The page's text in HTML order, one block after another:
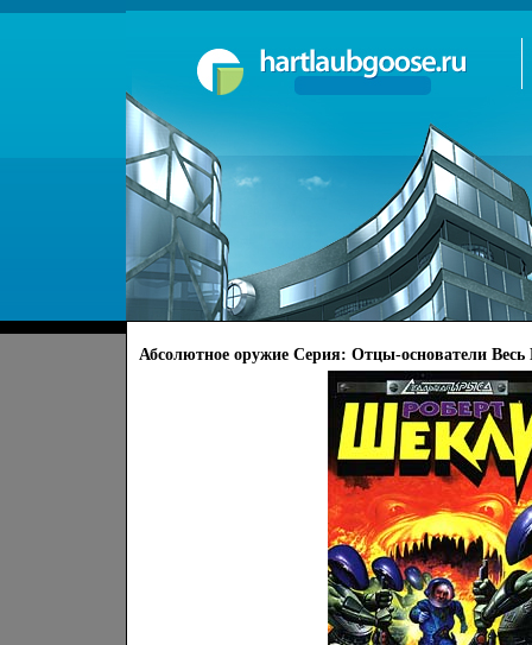
Абсолютное оружие Серия: Отцы-основатели